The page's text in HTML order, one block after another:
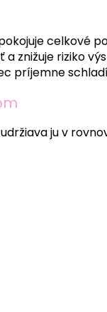
celkové
znižuje riziko
príjemne
ju v